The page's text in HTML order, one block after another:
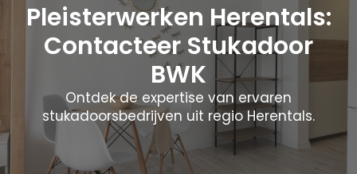
Pleisterwerken Herentals:
Contacteer Stukadoor
BWK
Ontdek de expertise van ervaren
stukadoorsbedrijven uit regio Herentals.